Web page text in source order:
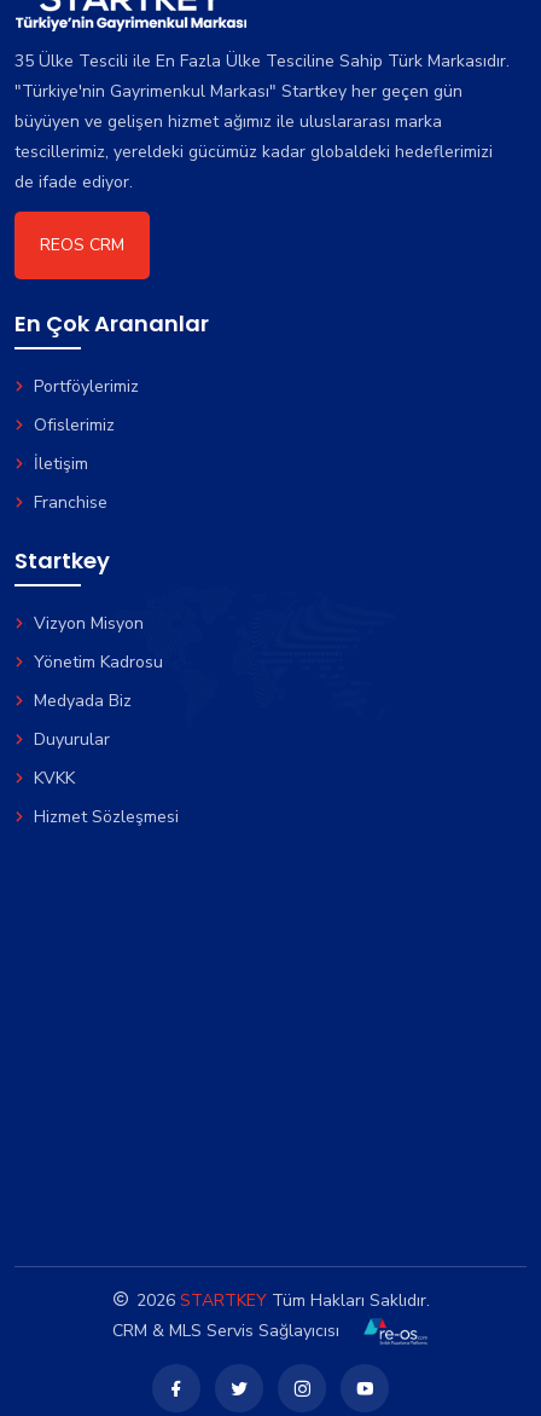
35 Ülke Tescili ile En Fazla Ülke Tesciline Sahip Türk Markasıdır.
"Türkiye'nin Gayrimenkul Markası" Startkey her geçen gün
büyüyen ve gelişen hizmet ağımız ile uluslararası marka
tescillerimiz, yereldeki gücümüz kadar globaldeki hedeflerimizi
de ifade ediyor.
REOS CRM
En Çok Arananlar
Portföylerimiz
Ofislerimiz
İletişim
Franchise
Startkey
Vizyon Misyon
Yönetim Kadrosu
Medyada Biz
Duyurular
KVKK
Hizmet Sözleşmesi
2026STARTKEYTüm Hakları Saklıdır.
CRM & MLS Servis Sağlayıcısı